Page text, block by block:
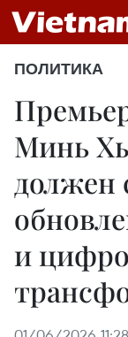
ПОЛИТИКА
Минь
должен
и